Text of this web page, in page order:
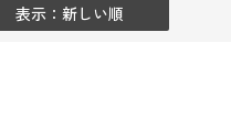
表示：新しい順